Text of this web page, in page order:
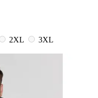
2XL
3XL